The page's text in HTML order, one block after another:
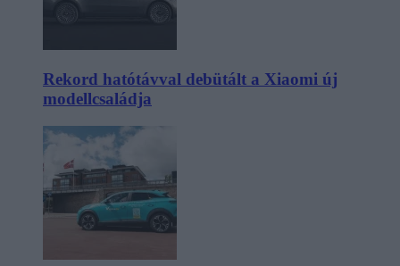
Rekord hatótávval debütált a Xiaomi új
modellcsaládja